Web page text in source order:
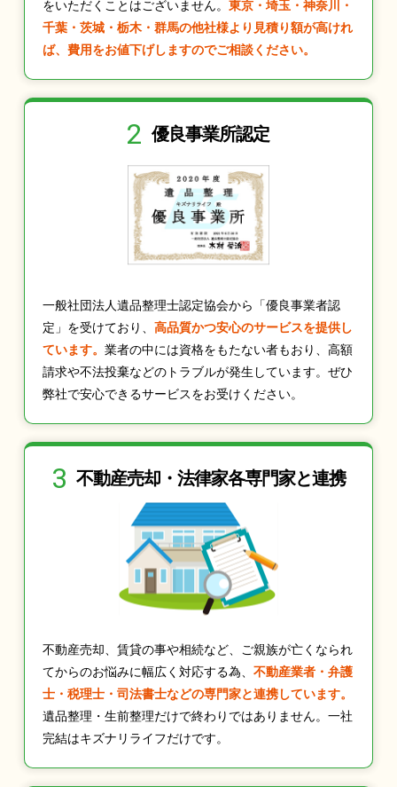
をいただくことはございません。 東京・埼玉・神奈川・
千葉・茨城・栃木・群馬の他社様より見積り額が高けれ
ば、費用をお値下げしますのでご相談ください。
2 優良事業所認定
一般社団法人遺品整理士認定協会から「優良事業者認
定」を受けており、 高品質かつ安心のサービスを提供し
ています。 業者の中には資格をもたない者もおり、高額
請求や不法投棄などのトラブルが発生しています。ぜひ
弊社で安心できるサービスをお受けください。
3 不動産売却・法律家各専門家と連携
不動産売却、賃貸の事や相続など、ご親族が亡くなられ
てからのお悩みに幅広く対応する為、 不動産業者・弁護
士・税理士・司法書士などの専門家と連携しています。
遺品整理・生前整理だけで終わりではありません。一社
完結はキズナリライフだけです。